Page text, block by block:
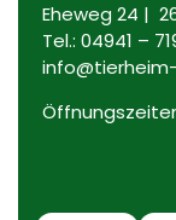
Eheweg 24 |
Tel.: 04941 –